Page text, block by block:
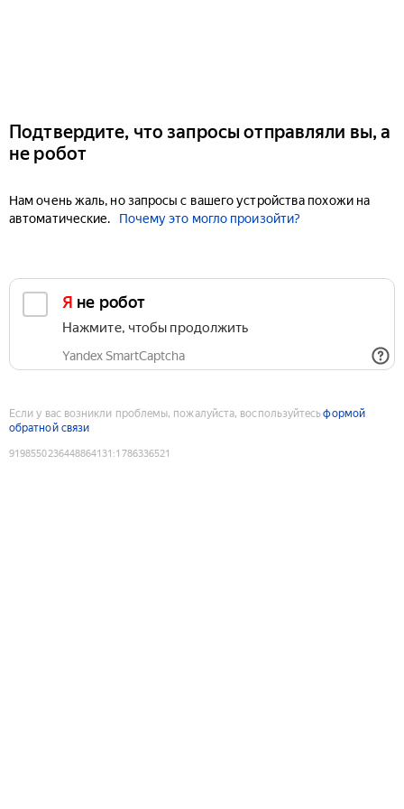
Подтвердите, что запросы отправляли вы, а
не робот
Нам очень жаль, но запросы с вашего устройства похожи на
автоматические.
Почему это могло произойти?
Я не робот
Нажмите, чтобы продолжить
Yandex SmartCaptcha
Если у вас возникли проблемы, пожалуйста, воспользуйтесьформой
обратной связи
9198550236448864131 :1786336521